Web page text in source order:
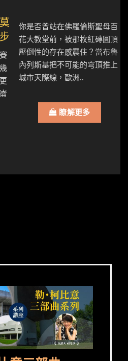
你是否曾站在佛羅倫斯聖母百
花大教堂前，被那枚紅磚圓頂
壓倒性的存在感震住？當布魯
內列斯基把不可能的穹頂推上
城市天際線，歐洲..
瞭解更多